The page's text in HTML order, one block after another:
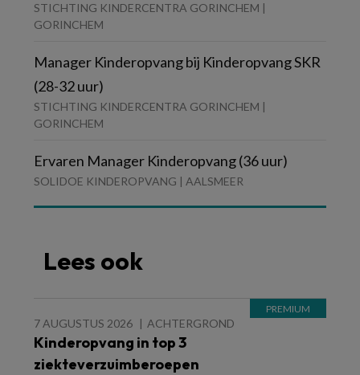
STICHTING KINDERCENTRA GORINCHEM |
GORINCHEM
Manager Kinderopvang bij Kinderopvang SKR
(28-32 uur)
STICHTING KINDERCENTRA GORINCHEM |
GORINCHEM
Ervaren Manager Kinderopvang (36 uur)
SOLIDOE KINDEROPVANG | AALSMEER
Lees ook
7 AUGUSTUS 2026 ACHTERGROND
Kinderopvang in top 3
ziekteverzuimberoepen